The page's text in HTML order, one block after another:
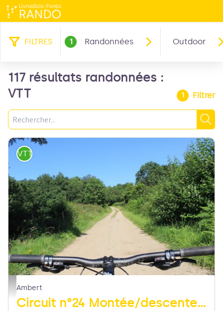
FILTRES 1 Randonnées Outdoor
117 résultats randonnées :
VTT
1 Filtrer
Recherche
chemin - MDT LF
VTT
Ambert
Circuit n°24 Montée/descente des Pradeaux